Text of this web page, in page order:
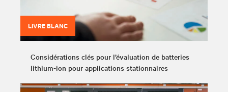
LIVRE BLANC
Considérations clés pour l’évaluation de batteries
lithium-ion pour applications stationnaires